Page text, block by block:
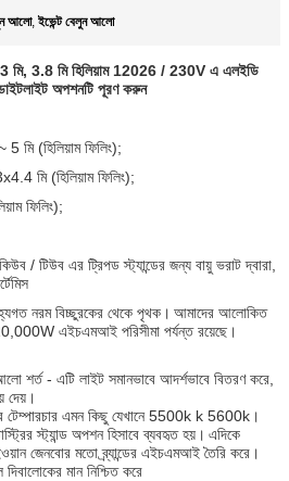
আলো, ইভেন্ট বেলুন আলো
3 মি, 3.8 মি হিলিয়াম 12026 / 230V এ এলইডি
অপশনটি পূরণ করুন
5 মি (হিলিয়াম ফিলিং);
মি (হিলিয়াম ফিলিং);
ফিলিং);
/ টিউব এর ট্রিপড স্ট্যান্ডের জন্য বায়ু ভরাট দ্বারা,
নরম বিচ্ছুরকের থেকে পৃথক। আমাদের আলোকিত
এইচএমআই পরিসীমা পর্যন্ত রয়েছে।
শর্ত - এটি লাইট সমানভাবে আদর্শভাবে বিতরণ করে,
দেয়।
টেম্পারচার এমন কিছু যেখানে 5500k k 5600k।
স্ট্যান্ড অপশন হিসাবে ব্যবহৃত হয়। এদিকে
জেনবোর মতো ব্র্যান্ডের এইচএমআই তৈরি করে।
মান নিশ্চিত করে